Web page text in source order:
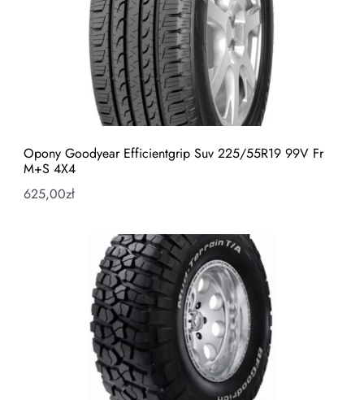
Opony Goodyear Efficientgrip Suv 225/55R19 99V Fr
M+S 4X4
625,00zł